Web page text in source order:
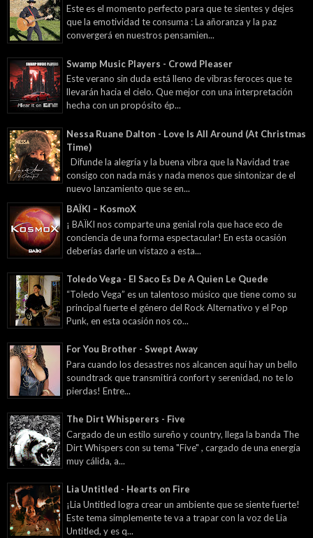
Este es el momento perfecto para que te sientes y dejes
que la emotividad te consuma : La añoranza y la paz
convergerá en nuestros pensamien...
Swamp Music Players - Crowd Pleaser
Este verano sin duda está lleno de vibras feroces que te
llevarán hacia el cielo. Que mejor con una interpretación
hecha con un propósito ép...
Nessa Ruane Dalton - Love Is All Around (At Christmas
Time)
Difunde la alegría y la buena vibra que la Navidad trae
consigo con nada más y nada menos que sintonizar de el
nuevo lanzamiento que se en...
BAÏKI – KosmoX
¡ BAÏKI nos comparte una genial rola que hace eco de
conciencia de una forma espectacular! En esta ocasión
deberías darle un vistazo a esta...
Toledo Vega - El Saco Es De A Quien Le Quede
“Toledo Vega” es un talentoso músico que tiene como su
principal fuerte el género del Rock Alternativo y el Pop
Punk, en esta ocasión nos co...
For You Brother - Swept Away
Para cuando los desastres nos alcancen aquí hay un bello
soundtrack que transmitirá confort y serenidad, no te lo
pierdas! Entre...
The Dirt Whisperers - Five
Cargado de un estilo sureño y country, llega la banda The
Dirt Whispers con su tema "Five" , cargado de una energía
muy cálida, a...
Lia Untitled - Hearts on Fire
¡Lia Untitled logra crear un ambiente que se siente fuerte!
Este tema simplemente te va a trapar con la voz de Lia
Untitled, y es q...